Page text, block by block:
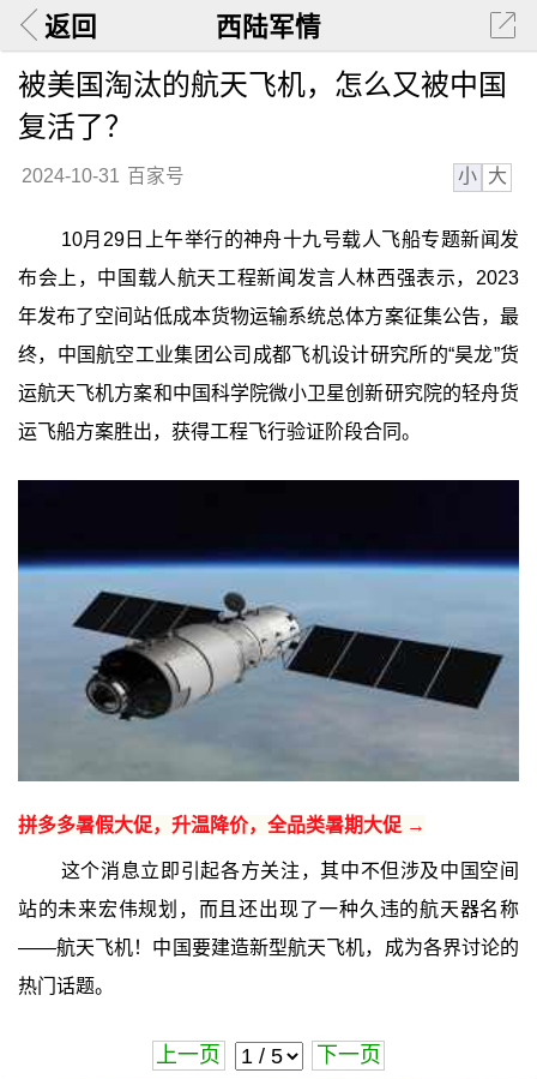
返回 西陆军情
被美国淘汰的航天飞机，怎么又被中国
复活了？
2024-10-31 百家号 小 大
10月29日上午举行的神舟十九号载人飞船专题新闻发
布会上，中国载人航天工程新闻发言人林西强表示，2023
年发布了空间站低成本货物运输系统总体方案征集公告，最
终，中国航空工业集团公司成都飞机设计研究所的“昊龙”货
运航天飞机方案和中国科学院微小卫星创新研究院的轻舟货
运飞船方案胜出，获得工程飞行验证阶段合同。
拼多多暑假大促，升温降价，全品类暑期大促 →
这个消息立即引起各方关注，其中不但涉及中国空间
站的未来宏伟规划，而且还出现了一种久违的航天器名称
——航天飞机！中国要建造新型航天飞机，成为各界讨论的
热门话题。
上一页 下一页